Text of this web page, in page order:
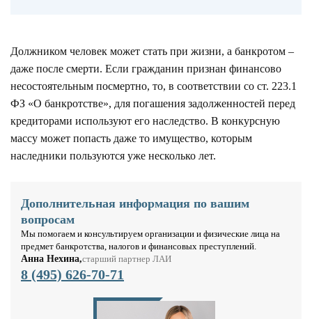
Должником человек может стать при жизни, а банкротом –
даже после смерти. Если гражданин признан финансово
несостоятельным посмертно, то, в соответствии со ст. 223.1
ФЗ «О банкротстве», для погашения задолженностей перед
кредиторами используют его наследство. В конкурсную
массу может попасть даже то имущество, которым
наследники пользуются уже несколько лет.
Дополнительная информация по вашим
вопросам
Мы помогаем и консультируем организации и физические лица на
предмет банкротства, налогов и финансовых преступлений.
Анна Нехина,старший партнер ЛАИ
8 (495) 626-70-71